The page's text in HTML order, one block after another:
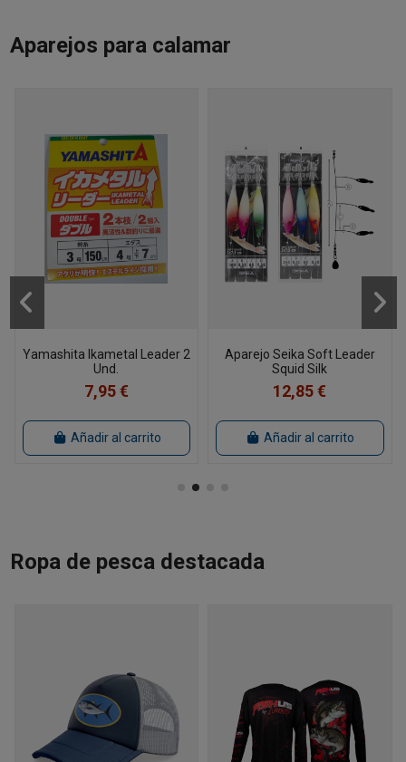
Aparejos para calamar
Yamashita Ikametal Leader 2
Und.
7,95 €
Añadir al carrito
Aparejo Seika Soft Leader
Squid Silk
12,85 €
Añadir al carrito
Ropa de pesca destacada